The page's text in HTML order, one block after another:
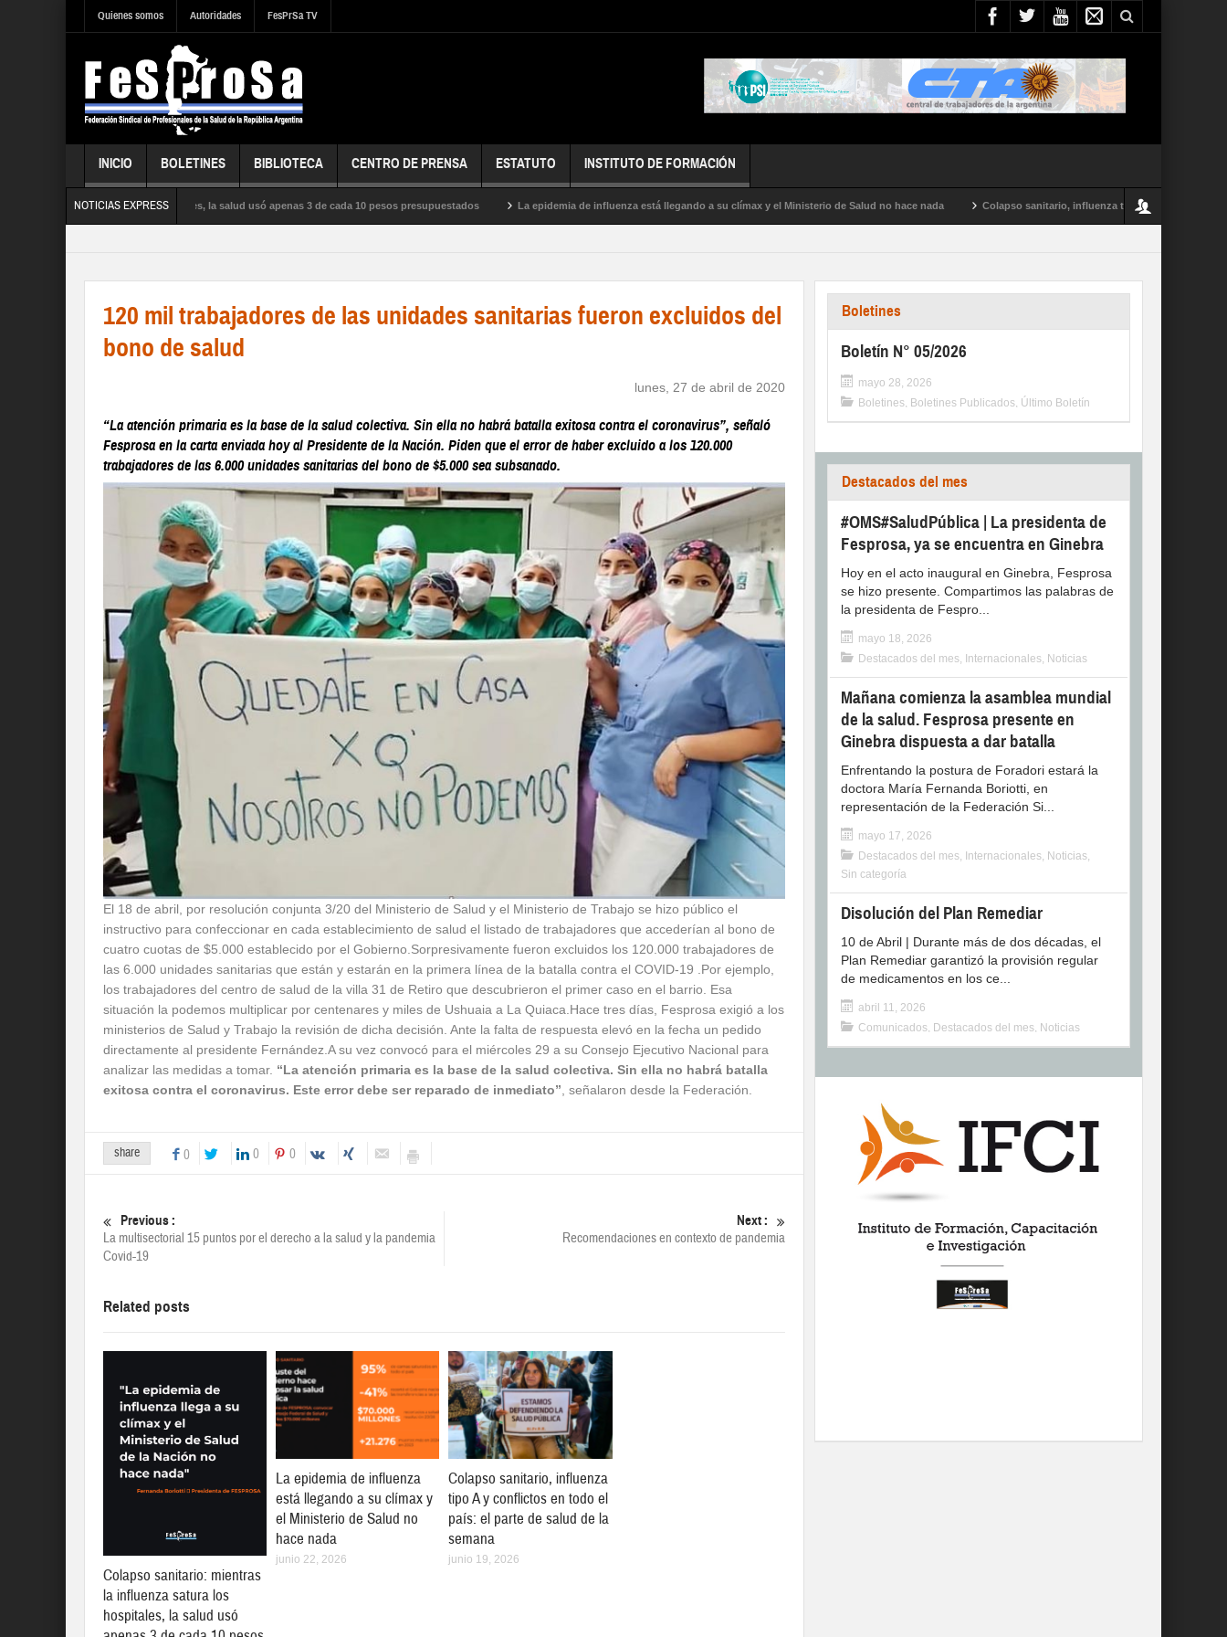
Quienes somos Autoridades FesPrSa TV
INICIO BOLETINES BIBLIOTECA CENTRO DE PRENSA ESTATUTO INSTITUTO DE FORMACIÓN
NOTICIAS EXPRESS
la influenza satura los hospitales, la salud usó apenas 3 de cada 10 pesos presupuestados La epidemia de influenza está llegando a su clímax y el Ministerio de Salud no hace nada Colapso sanitario, influenza tipo A y conflictos en todo el
120 mil trabajadores de las unidades sanitarias fueron excluidos del
bono de salud
lunes, 27 de abril de 2020
“La atención primaria es la base de la salud colectiva. Sin ella no habrá batalla exitosa contra el coronavirus”, señaló
Fesprosa en la carta enviada hoy al Presidente de la Nación. Piden que el error de haber excluido a los 120.000
trabajadores de las 6.000 unidades sanitarias del bono de $5.000 sea subsanado.
El 18 de abril, por resolución conjunta 3/20 del Ministerio de Salud y el Ministerio de Trabajo se hizo público el
instructivo para confeccionar en cada establecimiento de salud el listado de trabajadores que accederían al bono de
cuatro cuotas de $5.000 establecido por el Gobierno.Sorpresivamente fueron excluidos los 120.000 trabajadores de
las 6.000 unidades sanitarias que están y estarán en la primera línea de la batalla contra el COVID-19 .Por ejemplo,
los trabajadores del centro de salud de la villa 31 de Retiro que descubrieron el primer caso en el barrio. Esa
situación la podemos multiplicar por centenares y miles de Ushuaia a La Quiaca.Hace tres días, Fesprosa exigió a los
ministerios de Salud y Trabajo la revisión de dicha decisión. Ante la falta de respuesta elevó en la fecha un pedido
directamente al presidente Fernández.A su vez convocó para el miércoles 29 a su Consejo Ejecutivo Nacional para
analizar las medidas a tomar. “La atención primaria es la base de la salud colectiva. Sin ella no habrá batalla
exitosa contra el coronavirus. Este error debe ser reparado de inmediato” , señalaron desde la Federación.
share 0 0 0
Previous :
La multisectorial 15 puntos por el derecho a la salud y la pandemia
Covid-19
Next :
Recomendaciones en contexto de pandemia
Related posts
Colapso sanitario: mientras
la influenza satura los
hospitales, la salud usó
La epidemia de influenza
está llegando a su clímax y
el Ministerio de Salud no
hace nada
junio 22, 2026
Colapso sanitario, influenza
tipo A y conflictos en todo el
país: el parte de salud de la
semana
junio 19, 2026
Boletines
Boletín N° 05/2026
mayo 28, 2026
Boletines, Boletines Publicados, Último Boletín
Destacados del mes
#OMS#SaludPública | La presidenta de
Fesprosa, ya se encuentra en Ginebra
Hoy en el acto inaugural en Ginebra, Fesprosa
se hizo presente. Compartimos las palabras de
la presidenta de Fespro...
mayo 18, 2026
Destacados del mes, Internacionales, Noticias
Mañana comienza la asamblea mundial
de la salud. Fesprosa presente en
Ginebra dispuesta a dar batalla
Enfrentando la postura de Foradori estará la
doctora María Fernanda Boriotti, en
representación de la Federación Si...
mayo 17, 2026
Destacados del mes, Internacionales, Noticias,
Sin categoría
Disolución del Plan Remediar
10 de Abril | Durante más de dos décadas, el
Plan Remediar garantizó la provisión regular
de medicamentos en los ce...
abril 11, 2026
Comunicados, Destacados del mes, Noticias